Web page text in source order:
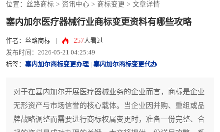
位置： 丝路商标 > 资讯中心 > 商标变更 > 文章详情
塞内加尔医疗器械行业商标变更资料有哪些攻略
作者：丝路商标 257人看过
发布时间：2026-05-21 04:25:49
标签： 塞内加尔商标变更办理 塞内加尔商标变更代办
对于在塞内加尔开展医疗器械业务的企业而言，商标是企业
无形资产与市场信誉的核心载体。当企业因并购、重组或品
牌战略调整而需要进行商标权属变更时，准备一份完整、合